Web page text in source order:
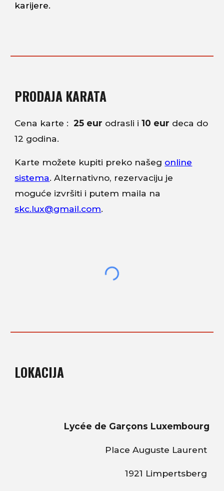
karijere.
PRODAJA KARATA
Cena karte : 25 eur odrasli i10 eur deca do
12 godina.
Karte možete kupiti preko našeg online
sistema. Alternativno, rezervaciju je
moguće izvršiti i putem maila na
skc.lux@gmail.com.
LOKACIJA
Lycée de Garçons Luxembourg
Place Auguste Laurent
1921 Limpertsberg